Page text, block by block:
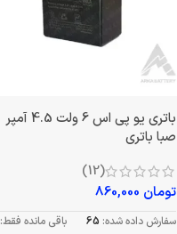
باتری یو پی اس 6 ولت 4.5 آمپر
صبا باتری
(12)
تومان
سفارش داده شده: 65 باقی مانده فقط: